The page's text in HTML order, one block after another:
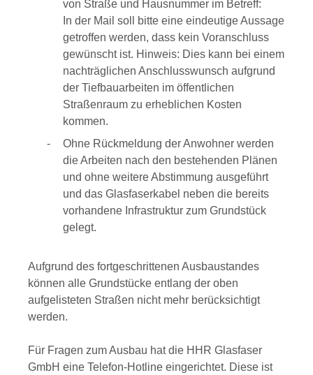
von Straße und Hausnummer im Betreff:
In der Mail soll bitte eine eindeutige Aussage
getroffen werden, dass kein Voranschluss
gewünscht ist. Hinweis: Dies kann bei einem
nachträglichen Anschlusswunsch aufgrund
der Tiefbauarbeiten im öffentlichen
Straßenraum zu erheblichen Kosten
kommen.
Ohne Rückmeldung der Anwohner werden
die Arbeiten nach den bestehenden Plänen
und ohne weitere Abstimmung ausgeführt
und das Glasfaserkabel neben die bereits
vorhandene Infrastruktur zum Grundstück
gelegt.
Aufgrund des fortgeschrittenen Ausbaustandes
können alle Grundstücke entlang der oben
aufgelisteten Straßen nicht mehr berücksichtigt
werden.
Für Fragen zum Ausbau hat die HHR Glasfaser
GmbH eine Telefon-Hotline eingerichtet. Diese ist